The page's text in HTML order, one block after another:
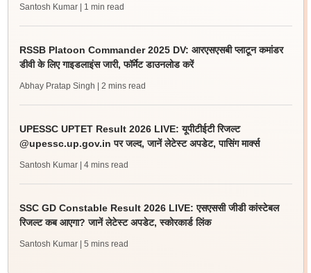
Santosh Kumar | 1 min read
RSSB Platoon Commander 2025 DV: आरएसएसबी प्लाटून कमांडर
डीवी के लिए गाइडलाइंस जारी, फॉर्मेट डाउनलोड करें
Abhay Pratap Singh | 2 mins read
UPESSC UPTET Result 2026 LIVE: यूपीटीईटी रिजल्ट
@upessc.up.gov.in पर जल्द, जानें लेटेस्ट अपडेट, पासिंग मार्क्स
Santosh Kumar | 4 mins read
SSC GD Constable Result 2026 LIVE: एसएससी जीडी कांस्टेबल
रिजल्ट कब आएगा? जानें लेटेस्ट अपडेट, स्कोरकार्ड लिंक
Santosh Kumar | 5 mins read